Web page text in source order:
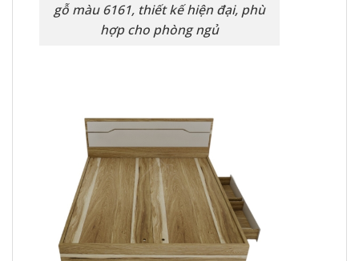
gỗ màu 6161, thiết kế hiện đại, phù
hợp cho phòng ngủ